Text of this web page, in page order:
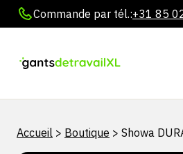
Commande par tél.:+31 85
Accueil > Boutique > Showa